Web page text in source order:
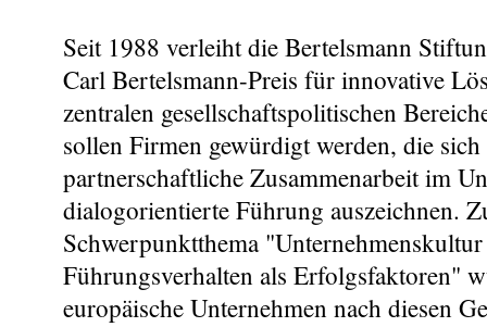
Seit 1988 verleiht die Bertelsmann
Carl Bertelsmann-Preis für innovative
zentralen gesellschaftspolitischen
sollen Firmen gewürdigt werden, die
partnerschaftliche Zusammenarbeit im
dialogorientierte Führung auszeichnen.
Schwerpunktthema
Führungsverhalten als Erfolgsfaktoren"
europäische Unternehmen nach diesen